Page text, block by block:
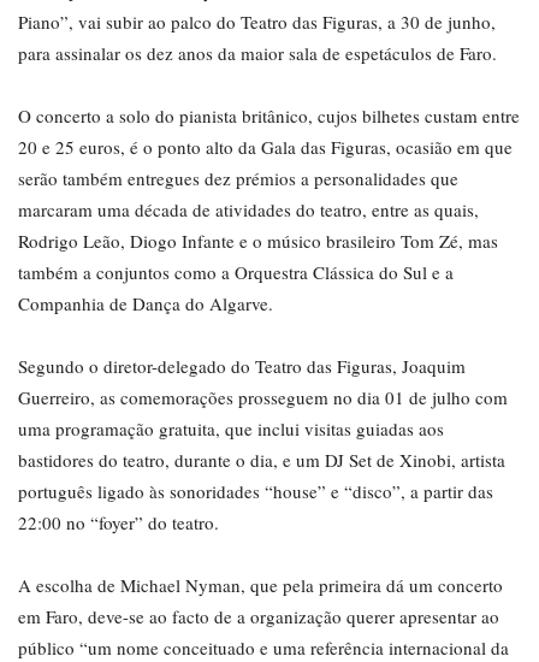
Piano”, vai subir ao palco do Teatro das Figuras, a 30 de junho,
para assinalar os dez anos da maior sala de espetáculos de Faro.
O concerto a solo do pianista britânico, cujos bilhetes custam entre
20 e 25 euros, é o ponto alto da Gala das Figuras, ocasião em que
serão também entregues dez prémios a personalidades que
marcaram uma década de atividades do teatro, entre as quais,
Rodrigo Leão, Diogo Infante e o músico brasileiro Tom Zé, mas
também a conjuntos como a Orquestra Clássica do Sul e a
Companhia de Dança do Algarve.
Segundo o diretor-delegado do Teatro das Figuras, Joaquim
Guerreiro, as comemorações prosseguem no dia 01 de julho com
uma programação gratuita, que inclui visitas guiadas aos
bastidores do teatro, durante o dia, e um DJ Set de Xinobi, artista
português ligado às sonoridades “house” e “disco”, a partir das
22:00 no “foyer” do teatro.
A escolha de Michael Nyman, que pela primeira dá um concerto
em Faro, deve-se ao facto de a organização querer apresentar ao
público “um nome conceituado e uma referência internacional da